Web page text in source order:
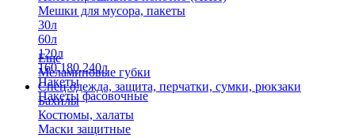
Мешки для мусора, пакеты
30л
60л
120л
160,180,240л
Пакеты
Пакеты фасовочные
Еще
Меламиновые губки
Спец.одежда, защита, перчатки, сумки, рюкзаки
Бахилы
Костюмы, халаты
Маски защитные